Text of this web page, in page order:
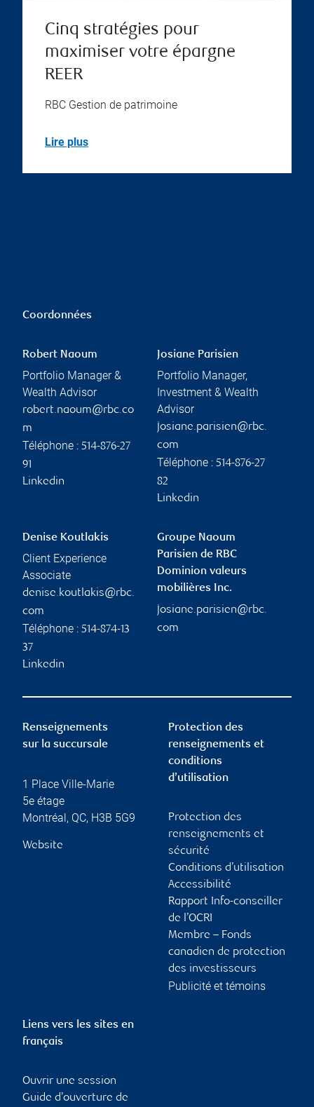
Cinq stratégies pour
maximiser votre épargne
REER
RBC Gestion de patrimoine
Lire plus
Coordonnées
Robert Naoum
Portfolio Manager &
Wealth Advisor
robert.naoum@rbc.co
m
Téléphone : 514-876-27
91
Linkedin
Josiane Parisien
Portfolio Manager,
Investment & Wealth
Advisor
josiane.parisien@rbc.
com
Téléphone : 514-876-27
82
Linkedin
Denise Koutlakis
Client Experience
Associate
denise.koutlakis@rbc.
com
Téléphone : 514-874-13
37
Linkedin
Groupe Naoum
Parisien de RBC
Dominion valeurs
mobilières Inc.
josiane.parisien@rbc.
com
Renseignements
sur la succursale
1 Place Ville-Marie
5e étage
Montréal, QC, H3B 5G9
Website
Protection des
renseignements et
conditions
d’utilisation
Protection des
renseignements et
sécurité
Conditions d’utilisation
Accessibilité
Rapport Info-conseiller
de l’OCRI
Membre – Fonds
canadien de protection
des investisseurs
Publicité et témoins
Liens vers les sites en
français
Ouvrir une session
Guide d’ouverture de